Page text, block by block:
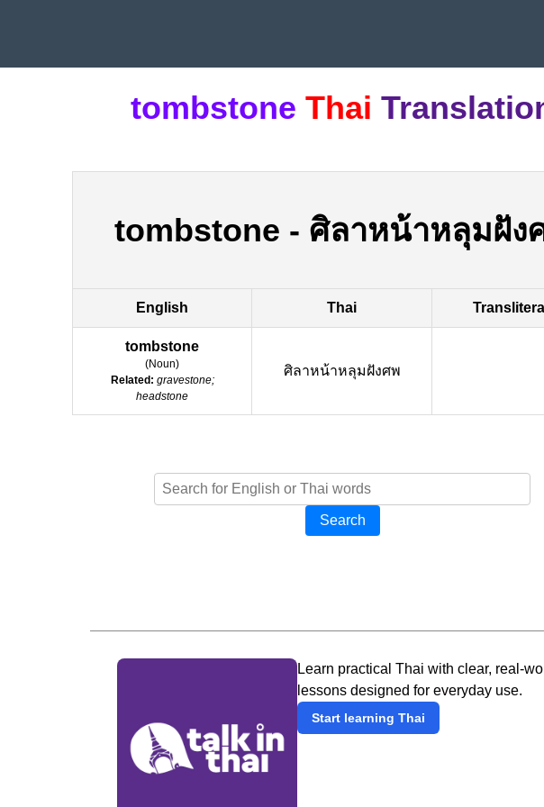
tombstone Thai
tombstone - ศิลาหน้าหลุมฝัง
English Thai
tombstone
(Noun)
Related: gravestone;
headstone
ศิลาหน้าหลุมฝังศพ
Search
Learn practical Thai with clear, real-
lessons designed for everyday use.
Start learning Thai